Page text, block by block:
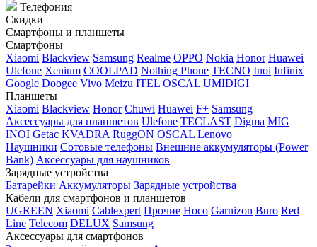
Телефония
Скидки
Смартфоны и планшеты
Смартфоны
Xiaomi Blackview Samsung Realme OPPO Nokia Honor Huawei
Ulefone Xenium COOLPAD Nothing Phone TECNO Inoi Infinix
Google Doogee Vivo Meizu ITEL OSCAL UMIDIGI
Планшеты
Xiaomi Blackview Honor Chuwi Huawei F+ Samsung
Аксессуары для планшетов Ulefone TECLAST Digma MIG
INOI Getac KVADRA RuggON OSCAL Lenovo
Наушники Сотовые телефоны Внешние аккумуляторы (Power
Bank) Аксессуары для наушников
Зарядные устройства
Батарейки Аккумуляторы Зарядные устройства
Кабели для смартфонов и планшетов
UGREEN Xiaomi Cablexpert Прочие Hoco Garnizon Buro Red
Line Telecom DELUX Samsung
Аксессуары для смартфонов